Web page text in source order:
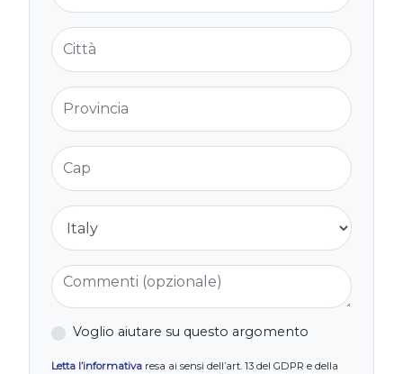
Città
Provincia
Cap
Nazione
Commenti (opzionale)
Voglio aiutare su questo argomento
Letta l’informativa resa ai sensi dell’art. 13 del GDPR e della